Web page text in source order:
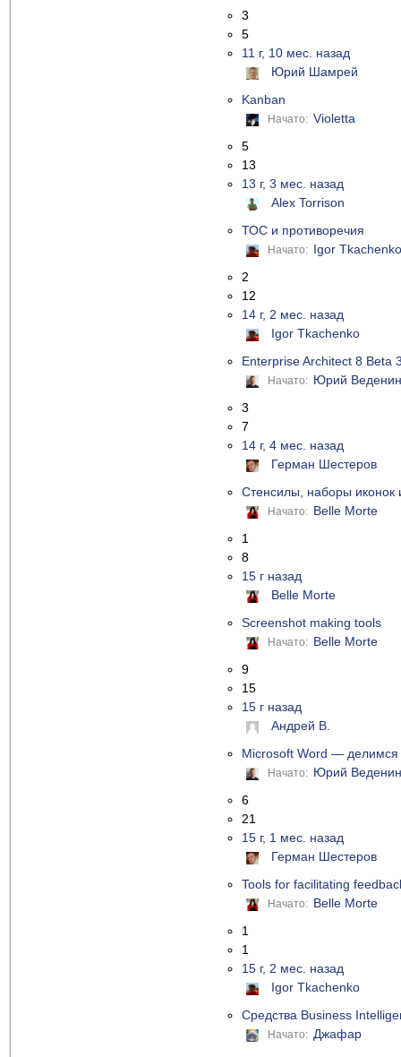
3
5
11 г, 10 мес. назад
Юрий Шамрей
Kanban
Начато: Violetta
5
13
13 г, 3 мес. назад
Alex Torrison
ТОС и противоречия
Начато: Igor Tkachenko
2
12
14 г, 2 мес. назад
Igor Tkachenko
Enterprise Architect 8 Beta
Начато: Юрий Веденин
3
7
14 г, 4 мес. назад
Герман Шестеров
Стенсилы, наборы иконок
Начато: Belle Morte
1
8
15 г назад
Belle Morte
Screenshot making tools
Начато: Belle Morte
9
15
15 г назад
Андрей В.
Microsoft Word — делимся
Начато: Юрий Веденин
6
21
15 г, 1 мес. назад
Герман Шестеров
Tools for facilitating
Начато: Belle Morte
1
1
15 г, 2 мес. назад
Igor Tkachenko
Средства Business
Начато: Джафар